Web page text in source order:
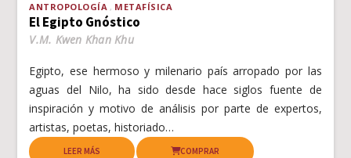
ANTROPOLOGÍA METAFÍSICA
El Egipto Gnóstico
V.M. Kwen Khan Khu
Egipto, ese hermoso y milenario país arropado por las
aguas del Nilo, ha sido desde hace siglos fuente de
inspiración y motivo de análisis por parte de expertos,
artistas, poetas, historiado…
LEER MÁS COMPRAR